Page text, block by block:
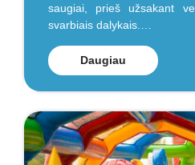
saugiai, prieš užsakant
svarbiais dalykais.…
Daugiau